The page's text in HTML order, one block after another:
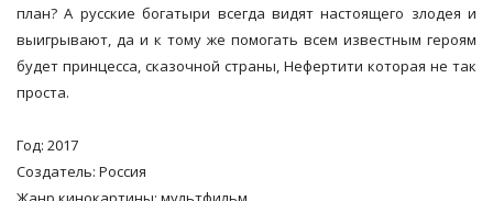
план? А русские богатыри всегда видят настоящего злодея и
выигрывают, да и к тому же помогать всем известным героям
будет принцесса, сказочной страны, Нефертити которая не так
проста.
Год: 2017
Создатель: Россия